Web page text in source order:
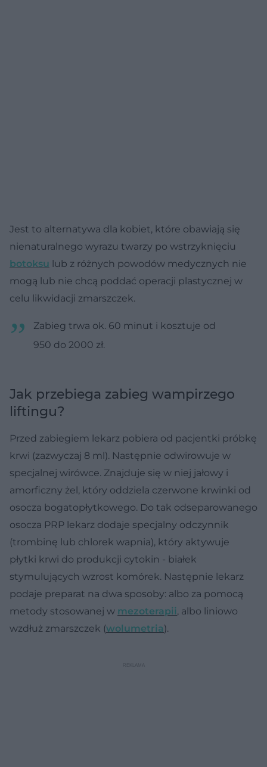
Jest to alternatywa dla kobiet, które obawiają się
nienaturalnego wyrazu twarzy po wstrzyknięciu
botoksu lub z różnych powodów medycznych nie
mogą lub nie chcą poddać operacji plastycznej w
celu likwidacji zmarszczek.
Zabieg trwa ok. 60 minut i kosztuje od
950 do 2000 zł.
Jak przebiega zabieg wampirzego
liftingu?
Przed zabiegiem lekarz pobiera od pacjentki próbkę
krwi (zazwyczaj 8 ml). Następnie odwirowuje w
specjalnej wirówce. Znajduje się w niej jałowy i
amorficzny żel, który oddziela czerwone krwinki od
osocza bogatopłytkowego. Do tak odseparowanego
osocza PRP lekarz dodaje specjalny odczynnik
(trombinę lub chlorek wapnia), który aktywuje
płytki krwi do produkcji cytokin - białek
stymulujących wzrost komórek. Następnie lekarz
podaje preparat na dwa sposoby: albo za pomocą
metody stosowanej w mezoterapii, albo liniowo
wzdłuż zmarszczek (wolumetria).